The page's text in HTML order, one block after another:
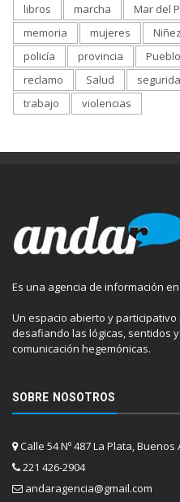
libros
marcha Mar del
memoria
mujeres Niñez
policía
provincia
reclamo
Salud
trabajo
violencias
Es una agencia de información
Un espacio abierto y
desafiando las lógicas, sentidos
comunicación hegemónicas.
SOBRE NOSOTROS
Calle 54 Nº 487 La Plata, Buenos
221 426-2904
andaragencia@gmail.com